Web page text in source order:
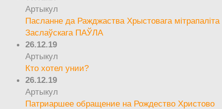
Артыкул
Пасланне да Ражджаства Хрыстовага мітрапаліта
Заслаўскага ПАЎЛА
26.12.19
Артыкул
Кто хотел унии?
26.12.19
Артыкул
Патриаршее обращение на Рождество Христово